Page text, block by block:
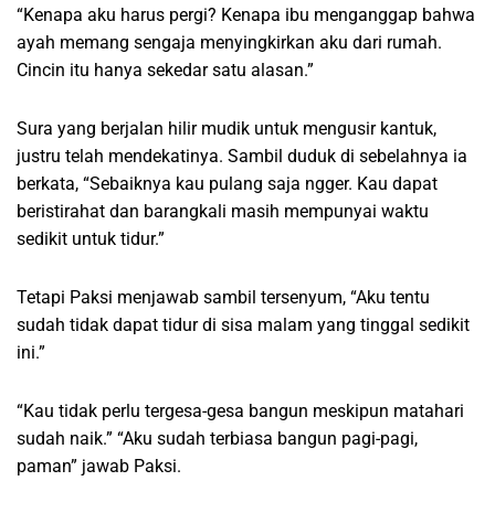
“Kenapa aku harus pergi? Kenapa ibu menganggap bahwa
ayah memang sengaja menyingkirkan aku dari rumah.
Cincin itu hanya sekedar satu alasan.”
Sura yang berjalan hilir mudik untuk mengusir kantuk,
justru telah mendekatinya. Sambil duduk di sebelahnya ia
berkata, “Sebaiknya kau pulang saja ngger. Kau dapat
beristirahat dan barangkali masih mempunyai waktu
sedikit untuk tidur.”
Tetapi Paksi menjawab sambil tersenyum, “Aku tentu
sudah tidak dapat tidur di sisa malam yang tinggal sedikit
ini.”
“Kau tidak perlu tergesa-gesa bangun meskipun matahari
sudah naik.” “Aku sudah terbiasa bangun pagi-pagi,
paman” jawab Paksi.